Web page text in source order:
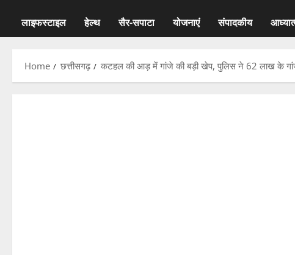
लाइफस्टाइल हेल्थ सैर-सपाटा योजनाएं संपादकीय
Home छत्तीसगढ़ कटहल की आड़ में गांजे की बड़ी खेप, पुलिस ने 62 लाख के गांजे